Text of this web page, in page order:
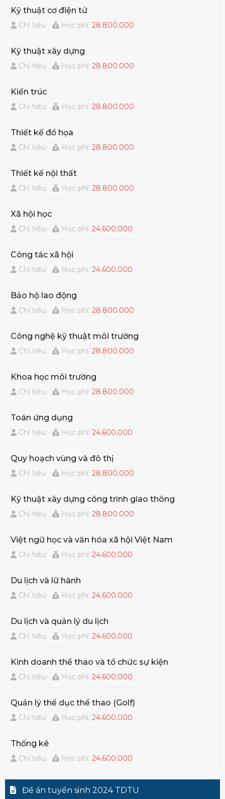
Kỹ thuật cơ điện tử
Chỉ tiêu: Học phí:28.800.000
Kỹ thuật xây dựng
Chỉ tiêu: Học phí:28.800.000
Kiến trúc
Chỉ tiêu: Học phí:28.800.000
Thiết kế đồ họa
Chỉ tiêu: Học phí:28.800.000
Thiết kế nội thất
Chỉ tiêu: Học phí:28.800.000
Xã hội học
Chỉ tiêu: Học phí:24.600.000
Công tác xã hội
Chỉ tiêu: Học phí:24.600.000
Bảo hộ lao động
Chỉ tiêu: Học phí:28.800.000
Công nghệ kỹ thuật môi trường
Chỉ tiêu: Học phí:28.800.000
Khoa học môi trường
Chỉ tiêu: Học phí:28.800.000
Toán ứng dụng
Chỉ tiêu: Học phí:24.600.000
Quy hoạch vùng và đô thị
Chỉ tiêu: Học phí:28.800.000
Kỹ thuật xây dựng công trình giao thông
Chỉ tiêu: Học phí:28.800.000
Việt ngữ học và văn hóa xã hội Việt Nam
Chỉ tiêu: Học phí:24.600.000
Du lịch và lữ hành
Chỉ tiêu: Học phí:24.600.000
Du lịch và quản lý du lịch
Chỉ tiêu: Học phí:24.600.000
Kinh doanh thể thao và tổ chức sự kiện
Chỉ tiêu: Học phí:24.600.000
Quản lý thể dục thể thao (Golf)
Chỉ tiêu: Học phí:24.600.000
Thống kê
Chỉ tiêu: Học phí:24.600.000
Đề án tuyển sinh 2024 TDTU